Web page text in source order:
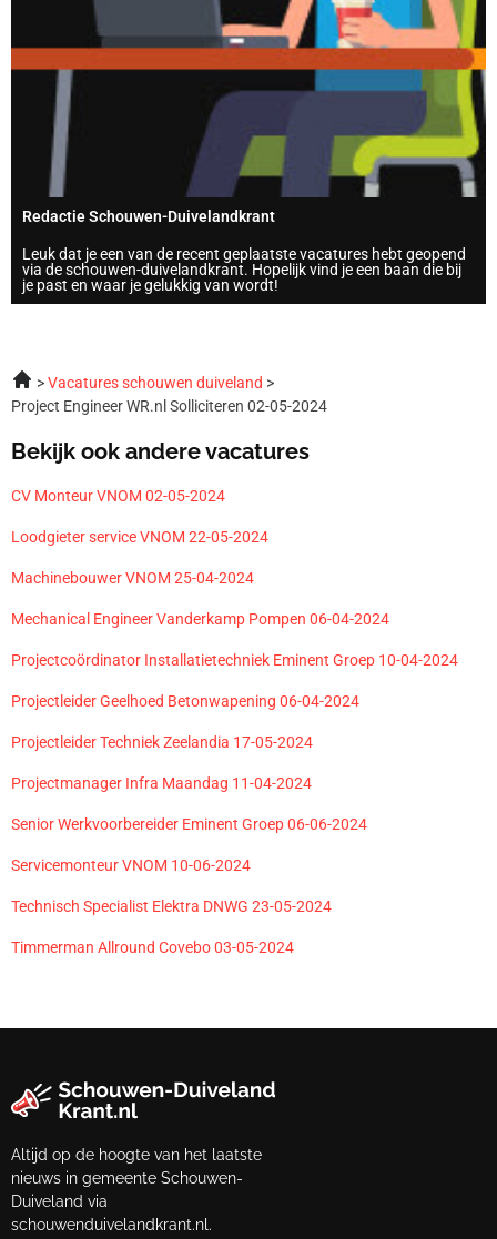
Redactie Schouwen-Duivelandkrant
Leuk dat je een van de recent geplaatste vacatures hebt geopend
via de schouwen-duivelandkrant. Hopelijk vind je een baan die bij
je past en waar je gelukkig van wordt!
Vacatures schouwen duiveland
Project Engineer WR.nl Solliciteren 02-05-2024
Bekijk ook andere vacatures
CV Monteur VNOM 02-05-2024
Loodgieter service VNOM 22-05-2024
Machinebouwer VNOM 25-04-2024
Mechanical Engineer Vanderkamp Pompen 06-04-2024
Projectcoördinator Installatietechniek Eminent Groep 10-04-2024
Projectleider Geelhoed Betonwapening 06-04-2024
Projectleider Techniek Zeelandia 17-05-2024
Projectmanager Infra Maandag 11-04-2024
Senior Werkvoorbereider Eminent Groep 06-06-2024
Servicemonteur VNOM 10-06-2024
Technisch Specialist Elektra DNWG 23-05-2024
Timmerman Allround Covebo 03-05-2024
Altijd op de hoogte van het laatste
nieuws in gemeente Schouwen-
Duiveland via
schouwenduivelandkrant.nl.